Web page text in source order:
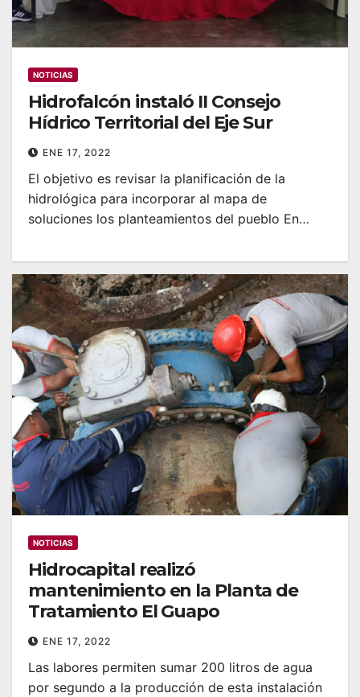
NOTICIAS
Hidrofalcón instaló II Consejo
Hídrico Territorial del Eje Sur
ENE 17, 2022
El objetivo es revisar la planificación de la
hidrológica para incorporar al mapa de
soluciones los planteamientos del pueblo En…
NOTICIAS
Hidrocapital realizó
mantenimiento en la Planta de
Tratamiento El Guapo
ENE 17, 2022
Las labores permiten sumar 200 litros de agua
por segundo a la producción de esta instalación